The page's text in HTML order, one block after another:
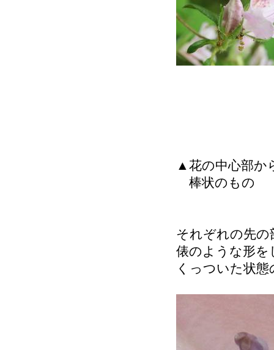
▲花の中心部か
棒状のもの
それぞれの先の
俵のような形
くっついた状